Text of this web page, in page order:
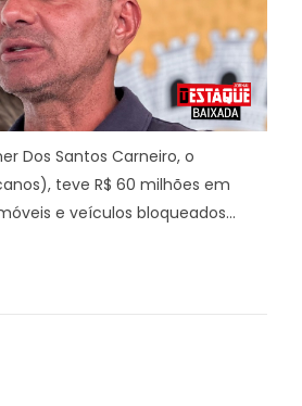
Dos Santos Carneiro, o
teve R$ 60 milhões em
e veículos bloqueados...